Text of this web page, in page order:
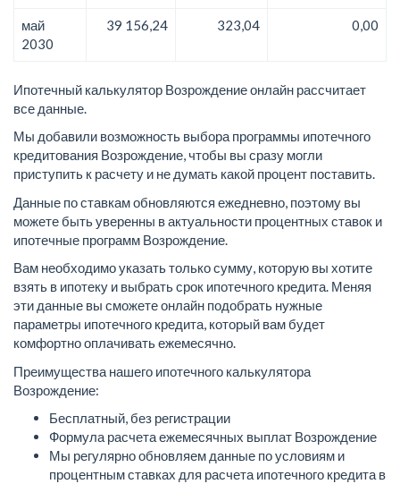
май
2030
39 156,24 323,04 0,00
Ипотечный калькулятор Возрождение онлайн рассчитает
все данные.
Мы добавили возможность выбора программы ипотечного
кредитования Возрождение, чтобы вы сразу могли
приступить к расчету и не думать какой процент поставить.
Данные по ставкам обновляются ежедневно, поэтому вы
можете быть уверенны в актуальности процентных ставок и
ипотечные программ Возрождение.
Вам необходимо указать только сумму, которую вы хотите
взять в ипотеку и выбрать срок ипотечного кредита. Меняя
эти данные вы сможете онлайн подобрать нужные
параметры ипотечного кредита, который вам будет
комфортно оплачивать ежемесячно.
Преимущества нашего ипотечного калькулятора
Возрождение:
Бесплатный, без регистрации
Формула расчета ежемесячных выплат Возрождение
Мы регулярно обновляем данные по условиям и
процентным ставках для расчета ипотечного кредита в